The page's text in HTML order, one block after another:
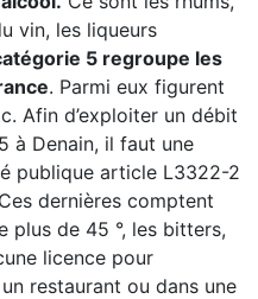
vin, les liqueurs
5 regroupe les
. Parmi eux figurent
Afin d’exploiter un débit
à Denain, il faut une
publique article L3322-2
dernières comptent
plus de 45 °, les bitters,
licence pour
restaurant ou dans une